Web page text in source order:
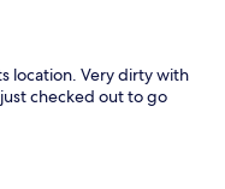
location. Very dirty with
checked out to go